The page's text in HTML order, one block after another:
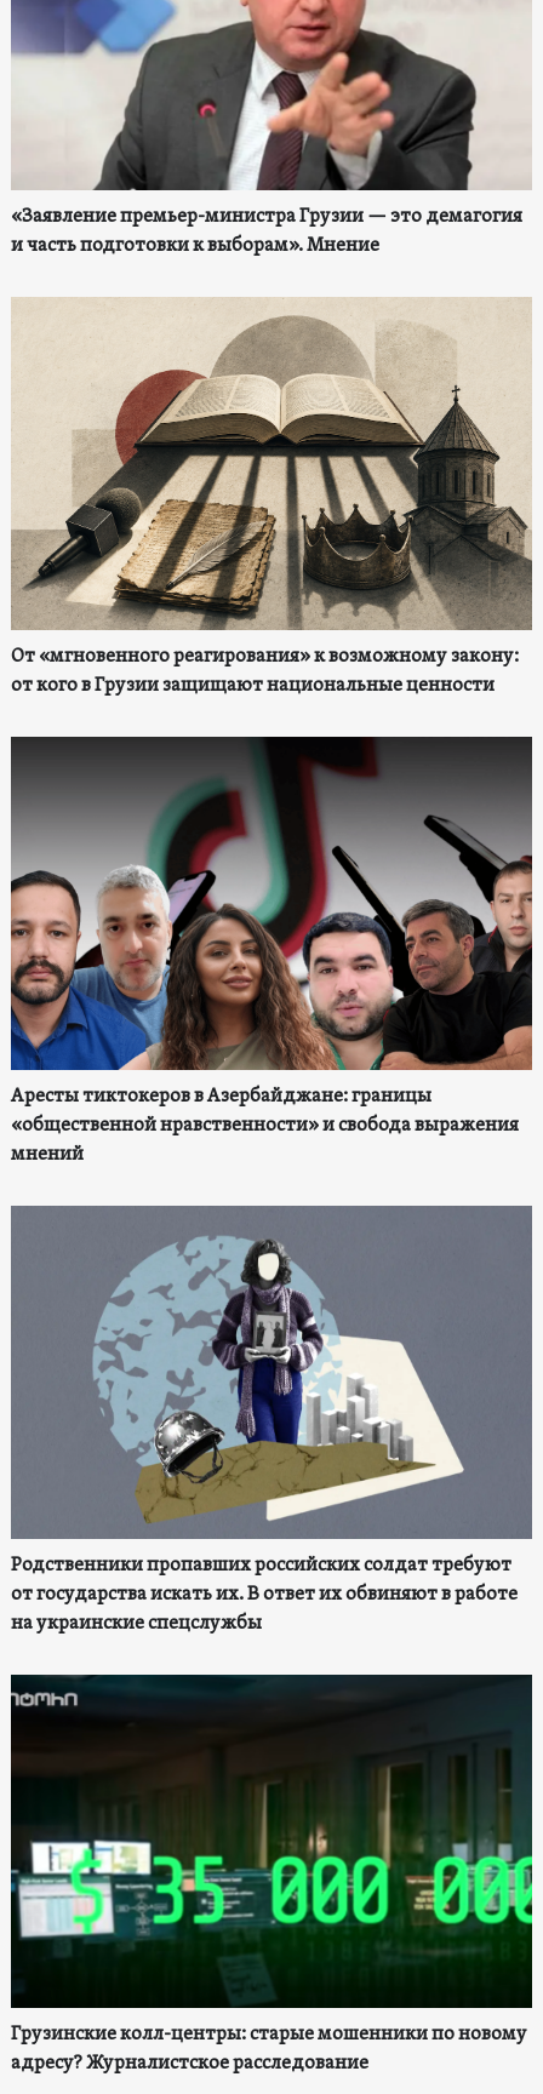
«Заявление премьер-министра Грузии — это демагогия
и часть подготовки к выборам». Мнение
От «мгновенного реагирования» к возможному закону:
от кого в Грузии защищают национальные ценности
Аресты тиктокеров в Азербайджане: границы
«общественной нравственности» и свобода выражения
мнений
Родственники пропавших российских солдат требуют
от государства искать их. В ответ их обвиняют в работе
на украинские спецслужбы
Грузинские колл-центры: старые мошенники по новому
адресу? Журналистское расследование